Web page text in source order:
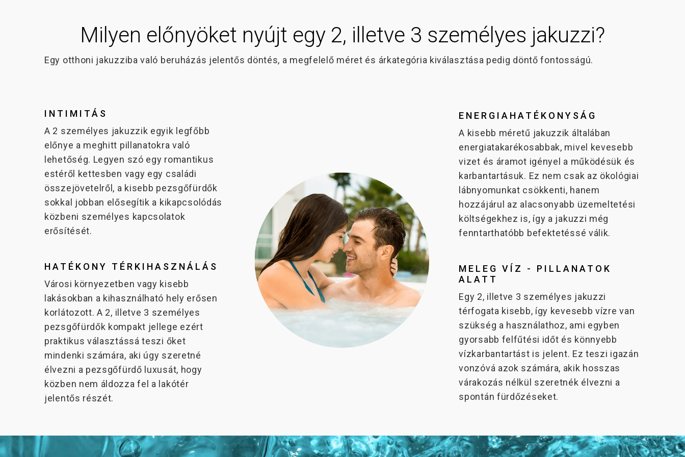
Milyen előnyöket nyújt egy 2, illetve 3 személyes jakuzzi?
Egy otthoni jakuzziba való beruházás jelentős döntés, a megfelelő méret és árkategória kiválasztása pedig döntő fontosságú.
INTIMITÁS
A 2 személyes jakuzzik egyik legfőbb
előnye a meghitt pillanatokra való
lehetőség. Legyen szó egy romantikus
estéről kettesben vagy egy családi
összejövetelről, a kisebb pezsgőfürdők
sokkal jobban elősegítik a kikapcsolódás
közbeni személyes kapcsolatok
erősítését.
HATÉKONY TÉRKIHASZNÁLÁS
Városi környezetben vagy kisebb
lakásokban a kihasználható hely erősen
korlátozott. A 2, illetve 3 személyes
pezsgőfürdők kompakt jellege ezért
praktikus választássá teszi őket
mindenki számára, aki úgy szeretné
élvezni a pezsgőfürdő luxusát, hogy
közben nem áldozza fel a lakótér
jelentős részét.
ENERGIAHATÉKONYSÁG
A kisebb méretű jakuzzik általában
energiatakarékosabbak, mivel kevesebb
vizet és áramot igényel a működésük és
karbantartásuk. Ez nem csak az ökológiai
lábnyomunkat csökkenti, hanem
hozzájárul az alacsonyabb üzemeltetési
költségekhez is, így a jakuzzi még
fenntarthatóbb befektetéssé válik.
MELEG VÍZ - PILLANATOK
ALATT
Egy 2, illetve 3 személyes jakuzzi
térfogata kisebb, így kevesebb vízre van
szükség a használathoz, ami egyben
gyorsabb felfűtési időt és könnyebb
vízkarbantartást is jelent. Ez teszi igazán
vonzóvá azok számára, akik hosszas
várakozás nélkül szeretnék élvezni a
spontán fürdőzéseket.